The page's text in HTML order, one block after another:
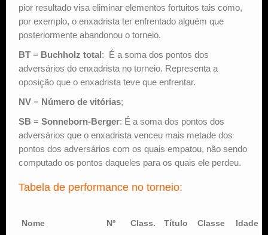
pior resultado visa eliminar elementos fortuitos tais como,
por exemplo, o enxadrista ter enfrentado alguém que
posteriormente abandonou o torneio.
BT = Buchholz total : É a soma dos pontos dos
adversários do enxadrista no torneio. Representa a
oposição que o enxadrista teve que enfrentar.
NV = Número de vitórias;
SB = Sonneborn-Berger: É a soma dos pontos dos
adversários que o enxadrista venceu mais metade dos
pontos dos adversários com os quais empatou, não sendo
computado os pontos daqueles para os quais ele perdeu.
Tabela de performance no torneio:
Nome Nº Class. Título Classe Idade